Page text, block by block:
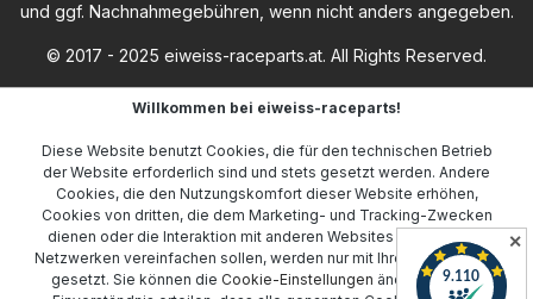
und ggf. Nachnahmegebühren, wenn nicht anders angegeben.
© 2017 - 2025 eiweiss-raceparts.at. All Rights Reserved.
Willkommen bei eiweiss-raceparts!
Diese Website benutzt Cookies, die für den technischen Betrieb
der Website erforderlich sind und stets gesetzt werden. Andere
Cookies, die den Nutzungskomfort dieser Website erhöhen,
Cookies von dritten, die dem Marketing- und Tracking-Zwecken
dienen oder die Interaktion mit anderen Websites und sozialen
Netzwerken vereinfachen sollen, werden nur mit Ihrer Zustimmung
gesetzt. Sie können die Cookie-Einstellungen ändern oder Ihr
✕